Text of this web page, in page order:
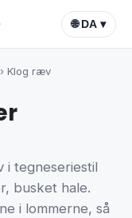
🌐 DA ▾
› Klog ræv
i tegneseriestil
busket hale.
i lommerne, så